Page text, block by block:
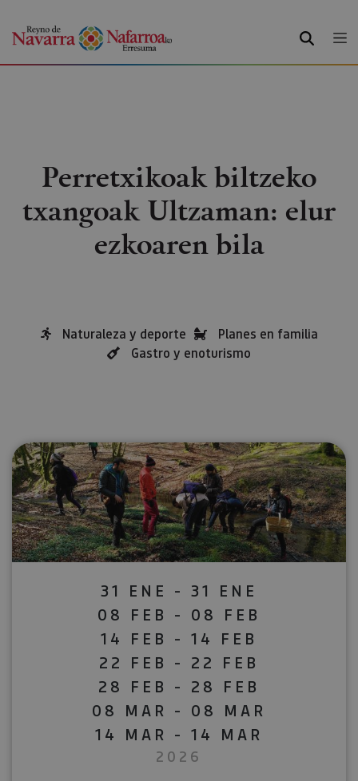
BILATU
Perretxikoak biltzeko
txangoak Ultzaman: elur
ezkoaren bila
Naturaleza y deporte
Planes en familia
Gastro y enoturismo
31 ENE - 31 ENE
08 FEB - 08 FEB
14 FEB - 14 FEB
22 FEB - 22 FEB
28 FEB - 28 FEB
08 MAR - 08 MAR
14 MAR - 14 MAR
2026